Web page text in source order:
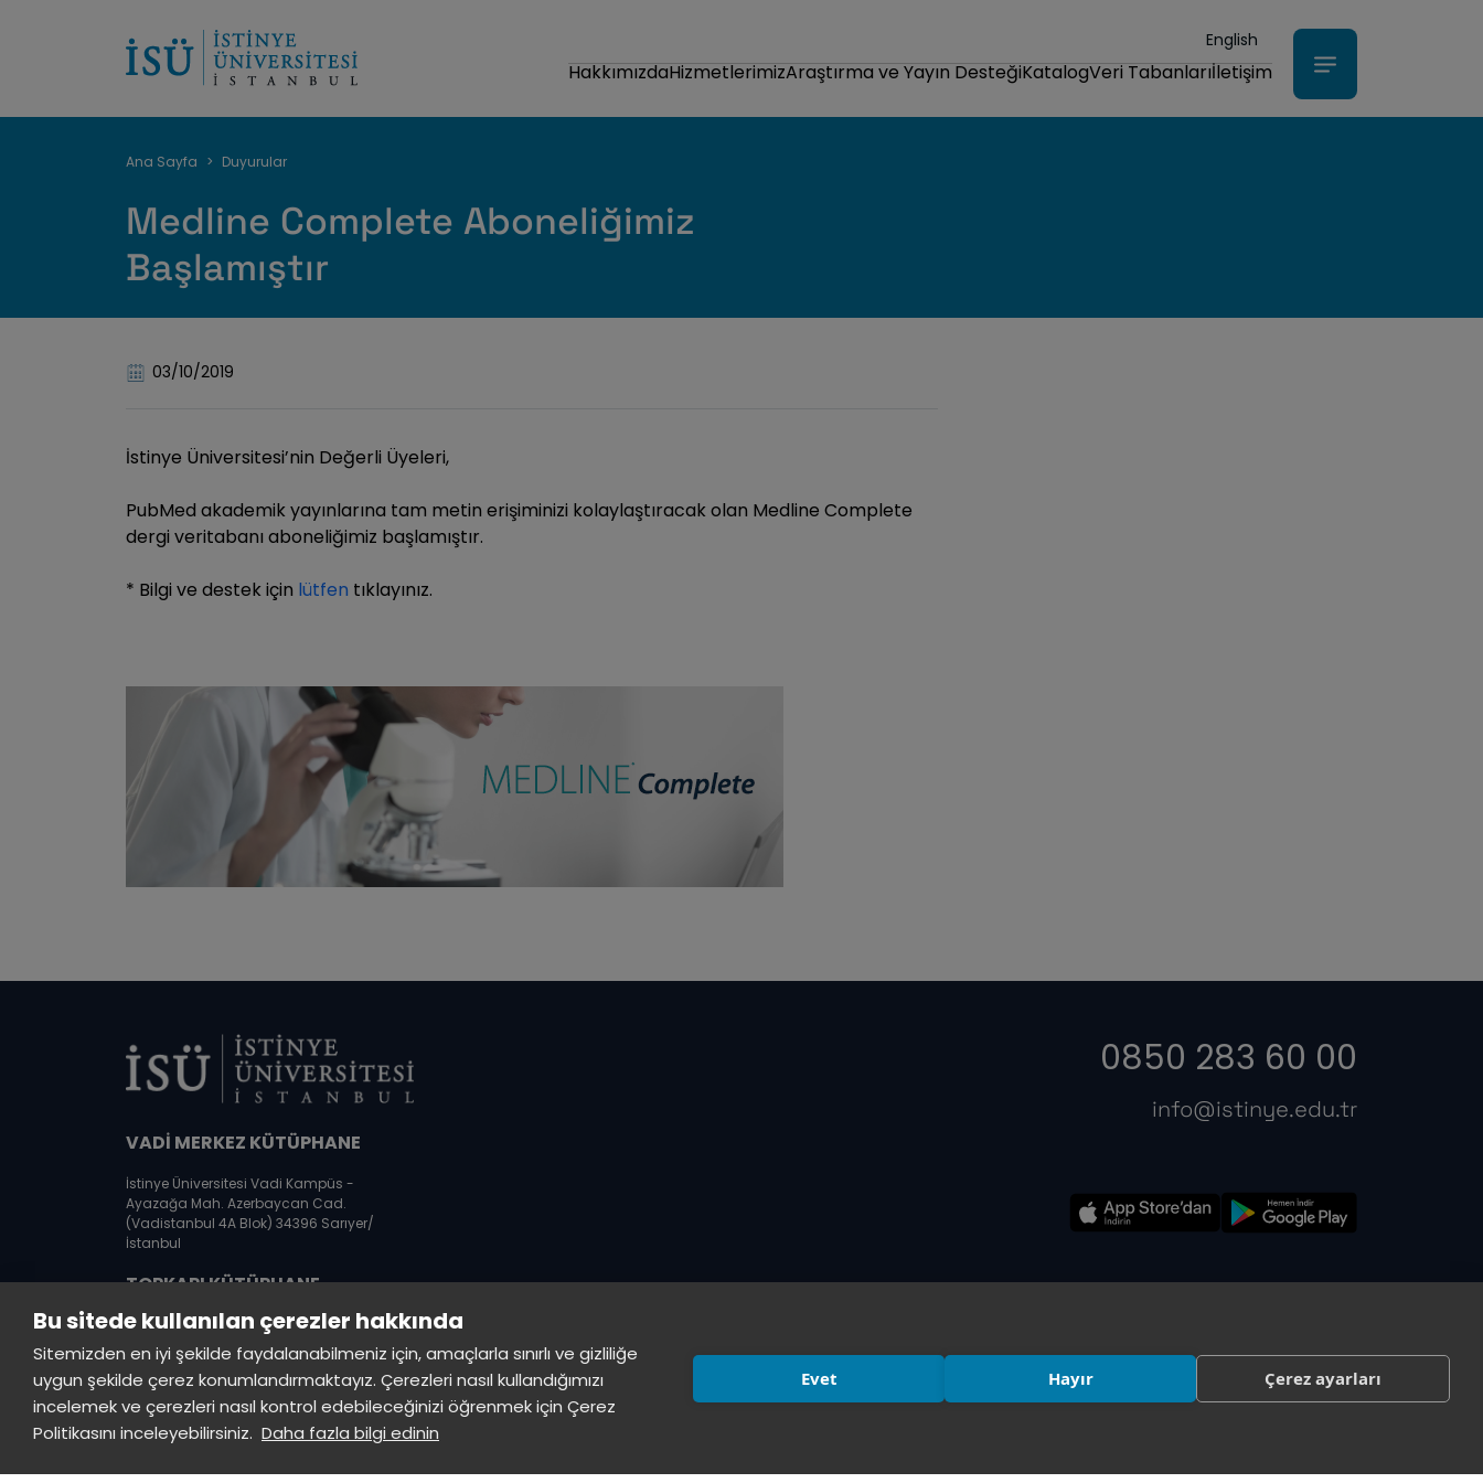
Bu sitede kullanılan çerezler hakkında
Sitemizden en iyi şekilde faydalanabilmeniz için, amaçlarla sınırlı ve gizliliğe
uygun şekilde çerez konumlandırmaktayız. Çerezleri nasıl kullandığımızı
incelemek ve çerezleri nasıl kontrol edebileceğinizi öğrenmek için Çerez
Politikasını inceleyebilirsiniz. Daha fazla bilgi edinin
Evet Hayır Çerez ayarları
English
HakkımızdaHizmetlerimizAraştırma ve Yayın DesteğiKatalogVeri Tabanlarıİletişim
Breadcrumb
Ana Sayfa Duyurular
Medline Complete Aboneliğimiz
Başlamıştır
03/10/2019
İstinye Üniversitesi’nin Değerli Üyeleri,
PubMed akademik yayınlarına tam metin erişiminizi kolaylaştıracak olan Medline Complete
dergi veritabanı aboneliğimiz başlamıştır.
* Bilgi ve destek için lütfen tıklayınız.
VADİ MERKEZ KÜTÜPHANE
İstinye Üniversitesi Vadi Kampüs -
Ayazağa Mah. Azerbaycan Cad.
(Vadistanbul 4A Blok) 34396 Sarıyer/
İstanbul
TOPKAPI KÜTÜPHANE
İstinye Üniversitesi Topkapı Kampüsü,
Maltepe Mah., Teyyareci Sami Sk., No.3
Zeytinburnu, İstanbul, 34010
0850 283 60 00
info@istinye.edu.tr
© Tüm hakları saklıdır, İstinye Üniversitesi Bilgi Edinme Hakkı